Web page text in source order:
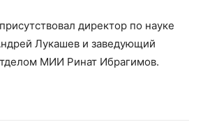
директор по науке
Лукашев и заведующий
МИИ Ринат Ибрагимов.